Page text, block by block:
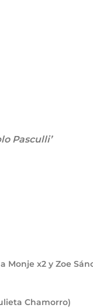
Pasculli’
x2 y Zoe
Chamorro)